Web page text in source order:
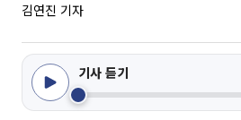
김연진 기자
기사 듣기